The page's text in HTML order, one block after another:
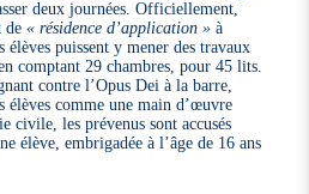
deux journées. Officiellement,
de« résidence d’application » à
puissent y mener des travaux
comptant 29 chambres, pour 45 lits.
contre l’Opus Dei à la barre,
élèves comme une main d’œuvre
civile, les prévenus sont accusés
élève, embrigadée à l’âge de 16 ans